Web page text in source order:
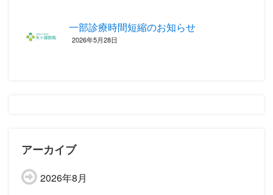
一部診療時間短縮のお知らせ
2026年5月28日
アーカイブ
2026年8月